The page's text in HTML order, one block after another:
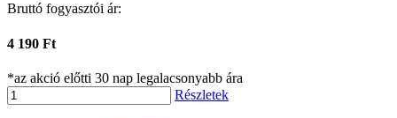
Bruttó fogyasztói ár:
4 190 Ft
*az akció előtti 30 nap legalacsonyabb ára
Részletek